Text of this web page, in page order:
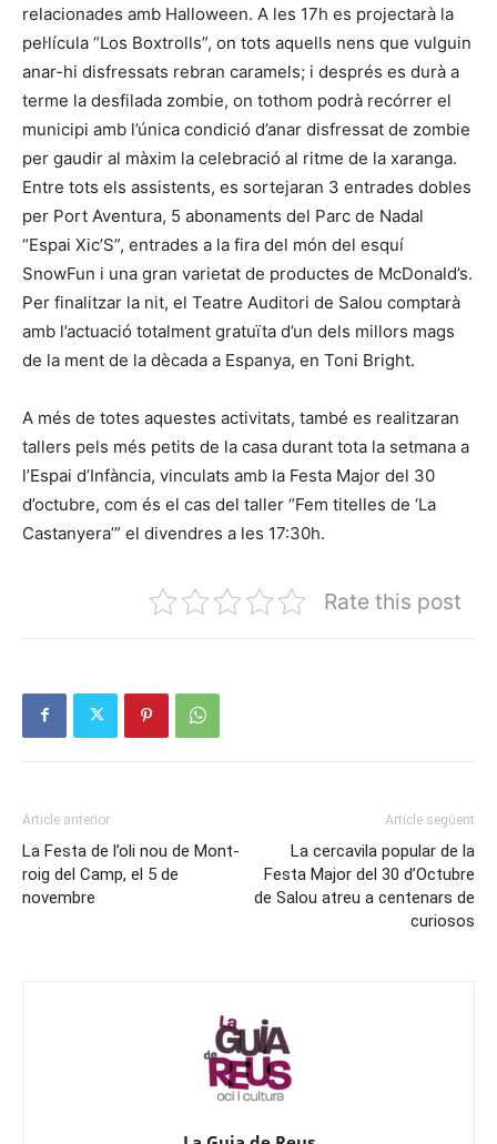
relacionades amb Halloween. A les 17h es projectarà la
pel·lícula “Los Boxtrolls”, on tots aquells nens que vulguin
anar-hi disfressats rebran caramels; i després es durà a
terme la desfilada zombie, on tothom podrà recórrer el
municipi amb l’única condició d’anar disfressat de zombie
per gaudir al màxim la celebració al ritme de la xaranga.
Entre tots els assistents, es sortejaran 3 entrades dobles
per Port Aventura, 5 abonaments del Parc de Nadal
“Espai Xic’S”, entrades a la fira del món del esquí
SnowFun i una gran varietat de productes de McDonald’s.
Per finalitzar la nit, el Teatre Auditori de Salou comptarà
amb l’actuació totalment gratuïta d’un dels millors mags
de la ment de la dècada a Espanya, en Toni Bright.
A més de totes aquestes activitats, també es realitzaran
tallers pels més petits de la casa durant tota la setmana a
l’Espai d’Infància, vinculats amb la Festa Major del 30
d’octubre, com és el cas del taller “Fem titelles de ‘La
Castanyera’” el divendres a les 17:30h.
Rate this post
Article anterior
La Festa de l’oli nou de Mont-
roig del Camp, el 5 de
novembre
Article següent
La cercavila popular de la
Festa Major del 30 d’Octubre
de Salou atreu a centenars de
curiosos